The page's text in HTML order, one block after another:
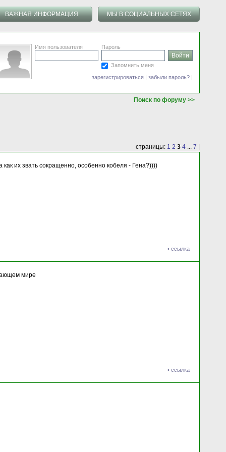
ВАЖНАЯ ИНФОРМАЦИЯ МЫ В СОЦИАЛЬНЫХ СЕТЯХ
Имя пользователя Пароль
Запомнить меня
зарегистрироваться | забыли пароль? |
Поиск по форуму >>
страницы: 1 2 3 4 ... 7
их звать сокращенно, особенно кобеля - Гена?))))
• ссылка
мире
• ссылка